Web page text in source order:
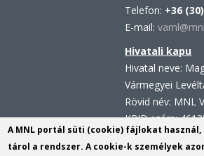
Telefon: +36
E-mail:
Hivatali kapu
Hivatal neve:
Vármegyei
Rövid név: MNL
KRID szám:
Hivatali kapu -
A MNL portál süti (cookie) fájlokat használ,
tárol a rendszer. A cookie-k személyek